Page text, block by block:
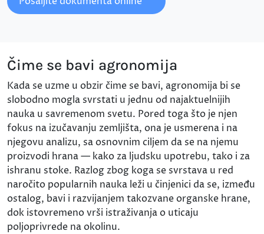
Čime se bavi agronomija
Kada se uzme u obzir čime se bavi, agronomija bi se
slobodno mogla svrstati u jednu od najaktuelnijih
nauka u savremenom svetu. Pored toga što je njen
fokus na izučavanju zemljišta, ona je usmerena i na
njegovu analizu, sa osnovnim ciljem da se na njemu
proizvodi hrana — kako za ljudsku upotrebu, tako i za
ishranu stoke. Razlog zbog koga se svrstava u red
naročito popularnih nauka leži u činjenici da se, između
ostalog, bavi i razvijanjem takozvane organske hrane,
dok istovremeno vrši istraživanja o uticaju
poljoprivrede na okolinu.